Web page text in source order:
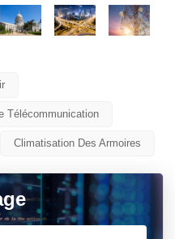
Télécommunication
Climatisation Des Armoires